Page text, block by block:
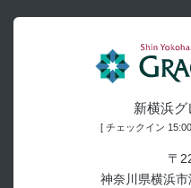
新横浜
[ チェックイン
〒
神奈川県横浜